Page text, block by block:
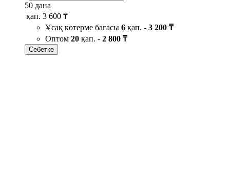
50 дана
қап. 3 600 ₸
Ұсақ көтерме бағасы 6 қап. - 3 200 ₸
Оптом 20 қап. - 2 800 ₸
Себетке